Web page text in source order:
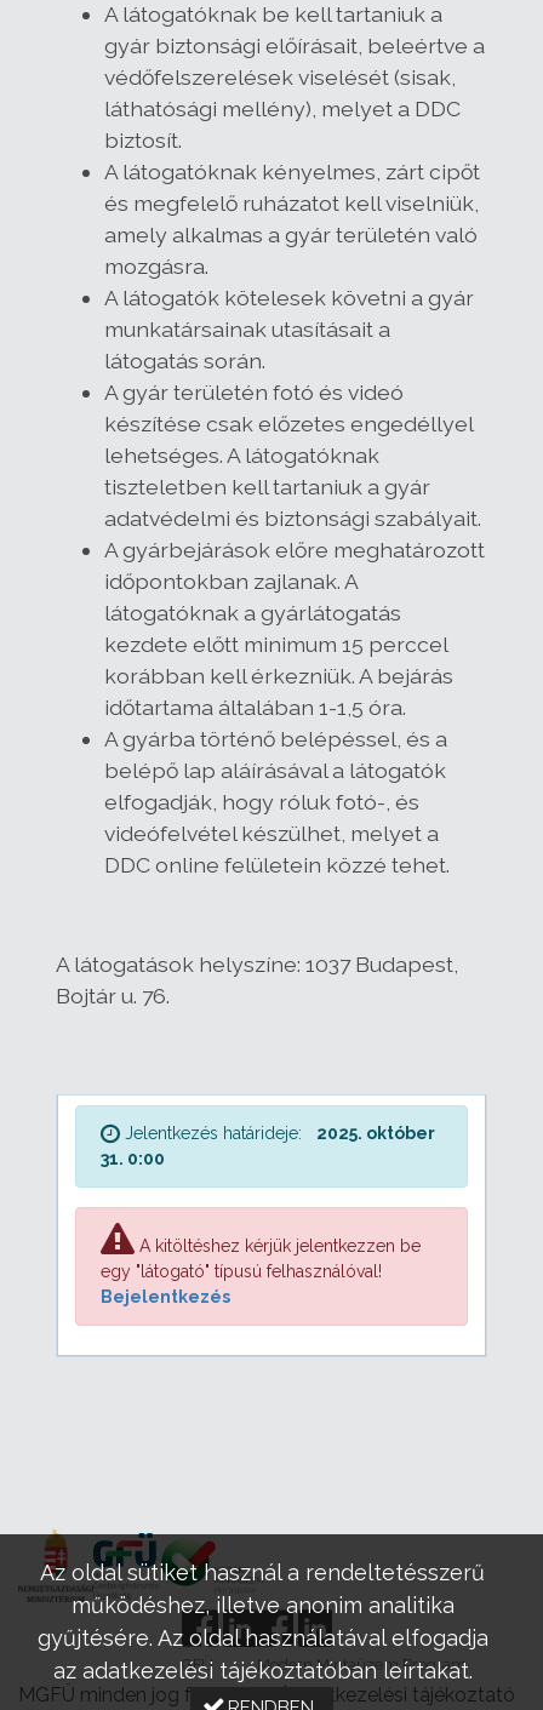
A látogatóknak be kell tartaniuk a
gyár biztonsági előírásait, beleértve a
védőfelszerelések viselését (sisak,
láthatósági mellény), melyet a DDC
biztosít.
A látogatóknak kényelmes, zárt cipőt
és megfelelő ruházatot kell viselniük,
amely alkalmas a gyár területén való
mozgásra.
A látogatók kötelesek követni a gyár
munkatársainak utasításait a
látogatás során.
A gyár területén fotó és videó
készítése csak előzetes engedéllyel
lehetséges. A látogatóknak
tiszteletben kell tartaniuk a gyár
adatvédelmi és biztonsági szabályait.
A gyárbejárások előre meghatározott
időpontokban zajlanak. A
látogatóknak a gyárlátogatás
kezdete előtt minimum 15 perccel
korábban kell érkezniük. A bejárás
időtartama általában 1-1,5 óra.
A gyárba történő belépéssel, és a
belépő lap aláírásával a látogatók
elfogadják, hogy róluk fotó-, és
videófelvétel készülhet, melyet a
DDC online felületein közzé tehet.
A látogatások helyszíne: 1037 Budapest,
Bojtár u. 76.
Jelentkezés határideje:
2025. október
31. 0:00
A kitöltéshez kérjük jelentkezzen be
egy "látogató" típusú felhasználóval!
Bejelentkezés
GFÜ Modern Mintaüzem Program
MGFÜ minden jog fenntartva |Adatkezelési tájékoztató
Az oldal sütiket használ a rendeltetésszerű
működéshez, illetve anonim analitika
gyűjtésére. Az oldal használatával elfogadja
az adatkezelési tájékoztatóban leírtakat.